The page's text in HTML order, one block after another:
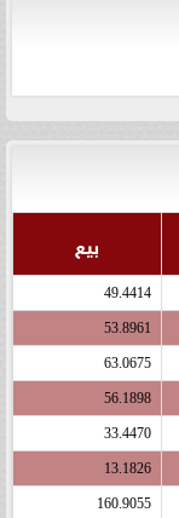
بيع
49.4414
53.8961
63.0675
56.1898
33.4470
13.1826
160.9055